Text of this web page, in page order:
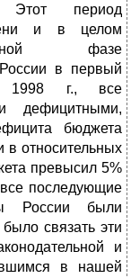
Этот период
и в целом
фазе
в первый
1998 г., все
дефицитными,
бюджета
в относительных
превысил 5%
последующие
России были
связать эти
и
в нашей